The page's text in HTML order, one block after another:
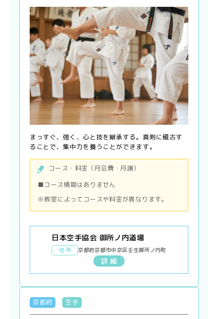
まっすぐ、強く、心と技を継承する。真剣に稽古す
ることで、集中力を養うことができます。
コース・料金（月会費・月謝）
■コース情報はありません
※教室によってコースや料金が異なります。
日本空手協会 御所ノ内道場
住 所 京都府京都市中京区壬生御所ノ内町
詳 細
京都府 空手